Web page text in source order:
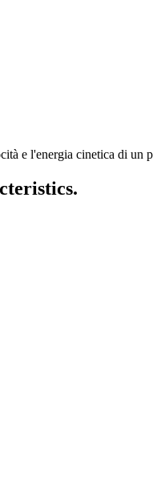
e l'energia cinetica di un